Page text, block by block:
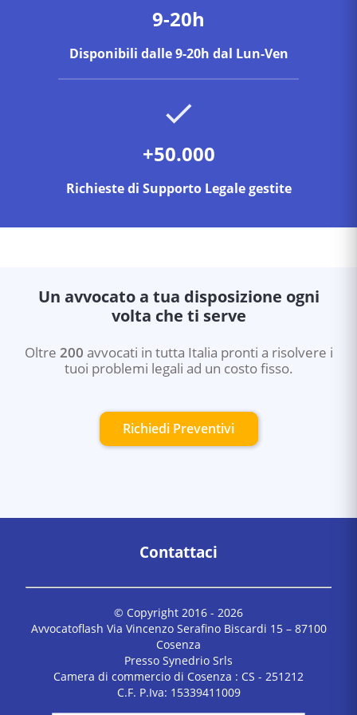
9-20h
Disponibili dalle 9-20h dal Lun-Ven
+50.000
Richieste di Supporto Legale gestite
Un avvocato a tua disposizione ogni
volta che ti serve
Oltre 200 avvocati in tutta Italia pronti a risolvere i
tuoi problemi legali ad un costo fisso.
Richiedi Preventivi
Contattaci
© Copyright 2016 - 2026
Avvocatoflash Via Vincenzo Serafino Biscardi 15 – 87100
Cosenza
Presso Synedrio Srls
Camera di commercio di Cosenza : CS - 251212
C.F. P.Iva: 15339411009